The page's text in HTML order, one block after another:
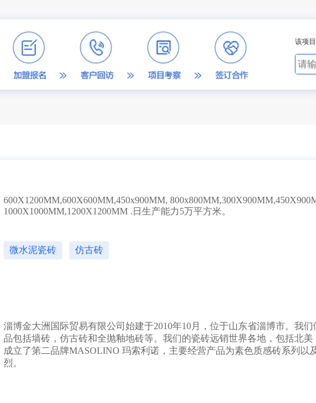
该项
600X1200MM,600X600MM,450x900MM,
1000X1000MM,1200X1200MM .日生产能力5万平方米。
微水泥瓷砖 仿古砖
淄博金大洲国际贸易有限公司始建于2010年10月，位于山东省淄博市。我
品包括墙砖，仿古砖和全抛釉地砖等。我们的瓷砖远销世界各地，包括北
成立了第二品牌MASOLINO 玛索利诺，主要经营产品为素色质感砖系列以
烈。